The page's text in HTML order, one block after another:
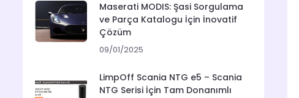
Maserati MODIS: Şasi Sorgulama
ve Parça Katalogu İçin İnovatif
Çözüm
09/01/2025
LimpOff Scania NTG e5 – Scania
NTG Serisi İçin Tam Donanımlı